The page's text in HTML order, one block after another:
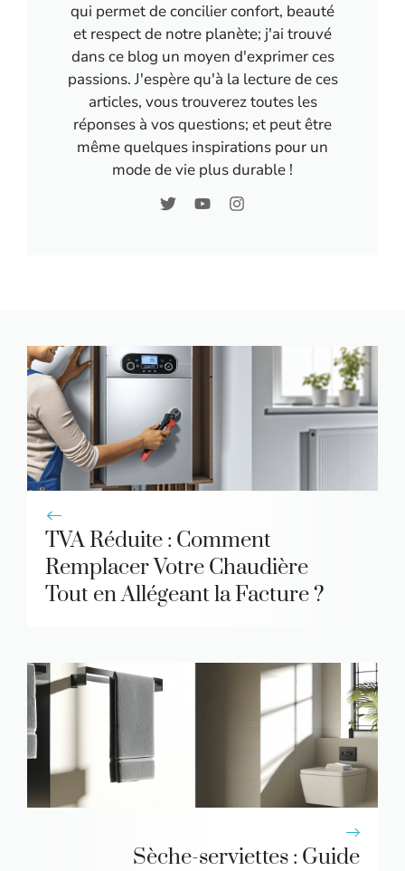
qui permet de concilier confort, beauté
et respect de notre planète; j'ai trouvé
dans ce blog un moyen d'exprimer ces
passions. J'espère qu'à la lecture de ces
articles, vous trouverez toutes les
réponses à vos questions; et peut être
même quelques inspirations pour un
mode de vie plus durable !
TVA Réduite : Comment
Remplacer Votre Chaudière
Tout en Allégeant la Facture ?
Sèche-serviettes : Guide